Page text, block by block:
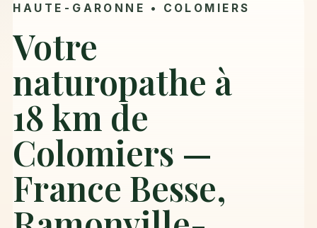
HAUTE-GARONNE • COLOMIERS
Votre
naturopathe à
18 km de
Colomiers —
France Besse,